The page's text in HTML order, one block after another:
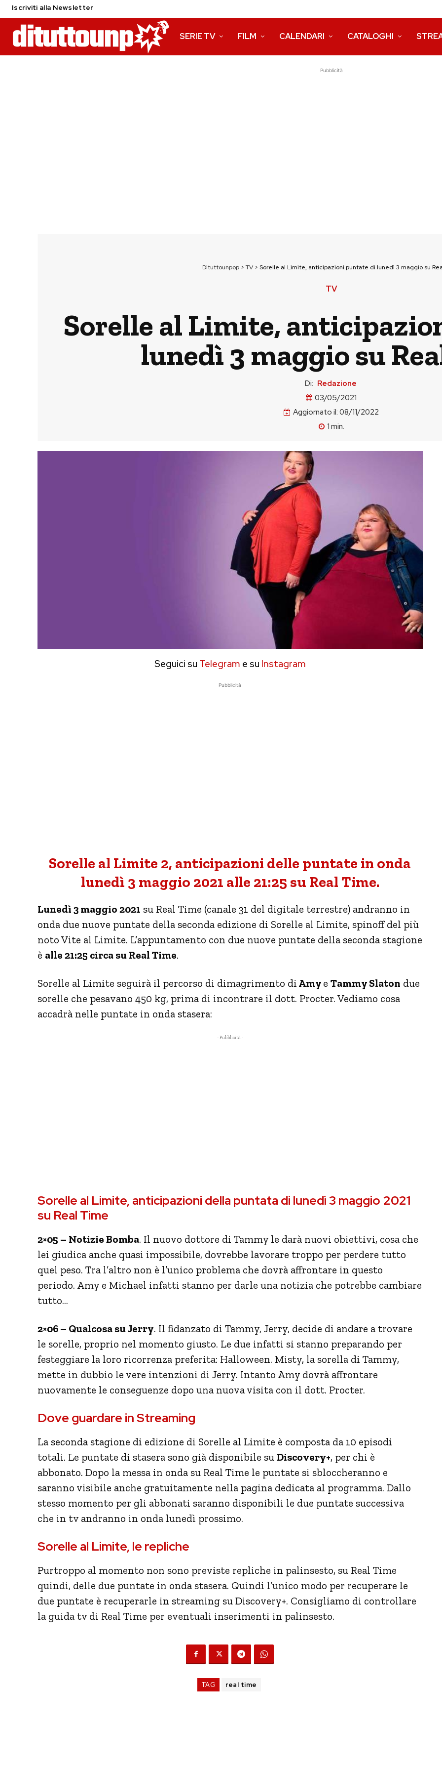
Iscriviti alla Newsletter
SERIE TV FILM CALENDARI CATALOGHI
Pubblicità
Dituttounpop > TV > Sorelle al Limite, anticipazioni puntate di lunedì 3 maggio su
TV
Sorelle al Limite,
lunedì 3 maggio su
Di: Redazione
03/05/2021
Aggiornato il: 08/11/2022
1 min.
Seguici su Telegram e su Instagram
Pubblicità
Sorelle al Limite 2, anticipazioni delle puntate in onda
lunedì 3 maggio 2021 alle 21:25 su Real Time.
Lunedì 3 maggio 2021 su Real Time (canale 31 del digitale terrestre) andranno in
onda due nuove puntate della seconda edizione di Sorelle al Limite, spinoff del più
noto Vite al Limite. L’appuntamento con due nuove puntate della seconda stagione
è alle 21:25 circa su Real Time.
Sorelle al Limite seguirà il percorso di dimagrimento di Amy e Tammy Slaton due
sorelle che pesavano 450 kg, prima di incontrare il dott. Procter. Vediamo cosa
accadrà nelle puntate in onda stasera:
- Pubblicità -
Sorelle al Limite, anticipazioni della puntata di lunedì 3 maggio 2021
su Real Time
2×05 – Notizie Bomba. Il nuovo dottore di Tammy le darà nuovi obiettivi, cosa che
lei giudica anche quasi impossibile, dovrebbe lavorare troppo per perdere tutto
quel peso. Tra l’altro non è l’unico problema che dovrà affrontare in questo
periodo. Amy e Michael infatti stanno per darle una notizia che potrebbe cambiare
tutto…
2×06 – Qualcosa su Jerry. Il fidanzato di Tammy, Jerry, decide di andare a trovare
le sorelle, proprio nel momento giusto. Le due infatti si stanno preparando per
festeggiare la loro ricorrenza preferita: Halloween. Misty, la sorella di Tammy,
mette in dubbio le vere intenzioni di Jerry. Intanto Amy dovrà affrontare
nuovamente le conseguenze dopo una nuova visita con il dott. Procter.
Dove guardare in Streaming
La seconda stagione di edizione di Sorelle al Limite è composta da 10 episodi
totali. Le puntate di stasera sono già disponibile su Discovery+, per chi è
abbonato. Dopo la messa in onda su Real Time le puntate si sbloccheranno e
saranno visibile anche gratuitamente nella pagina dedicata al programma. Dallo
stesso momento per gli abbonati saranno disponibili le due puntate successiva
che in tv andranno in onda lunedì prossimo.
Sorelle al Limite, le repliche
Purtroppo al momento non sono previste repliche in palinsesto, su Real Time
quindi, delle due puntate in onda stasera. Quindi l’unico modo per recuperare le
due puntate è recuperarle in streaming su Discovery+. Consigliamo di controllare
la guida tv di Real Time per eventuali inserimenti in palinsesto.
TAG real time